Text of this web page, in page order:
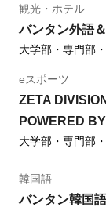
観光・ホテル
バンタン外語
大学部・専門部
eスポーツ
ZETA
POWERED
大学部・専門部
韓国語
バンタン韓国